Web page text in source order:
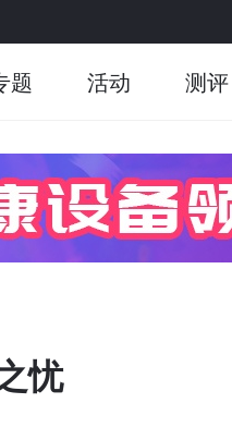
题 活动 测评
忧